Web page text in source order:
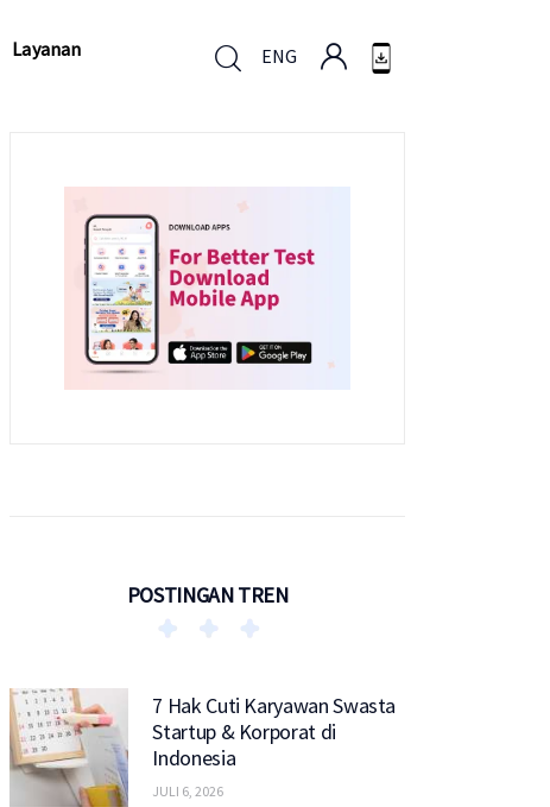
Layanan ENG
POSTINGAN TREN
7 Hak Cuti Karyawan Swasta
Startup & Korporat di
Indonesia
JULI 6, 2026